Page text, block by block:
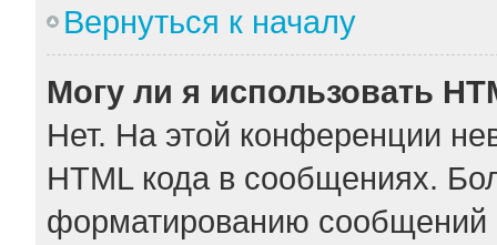
Вернуться к началу
Могу ли я использовать
Нет. На этой конференции
HTML кода в сообщениях.
форматированию сообщений